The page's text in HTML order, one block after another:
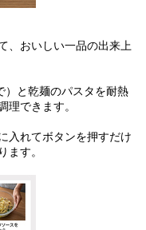
、おいしい一品の出来上
）と乾麺のパスタを耐熱
理できます。
入れてボタンを押すだけ
ます。